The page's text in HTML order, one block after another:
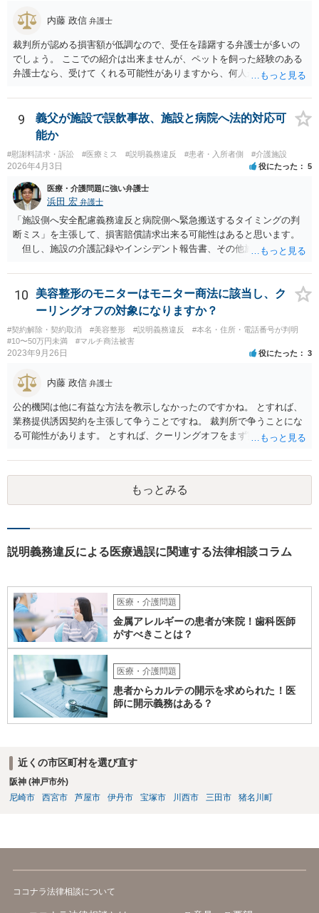
内藤 政信 弁護士
裁判所が認める損害額が低調なので、受任を躊躇する弁護士が多いの
でしょう。 ここでの紹介は出来ませんが、ペットを飼った経験のある
弁護士なら、受けて くれる可能性がありますから、何人か問い合わせ
9
義父が施設で誤飲事故、施設と病院へ法的対応可
能か
#慰謝料請求・訴訟 #医療ミス #説明義務違反 #患者・入所者側 #介護施設
2026年4月3日 役にたった 5
医療・介護問題に強い弁護士
浜田 宏 弁護士
「施設側へ安全配慮義務違反と病院側へ緊急搬送するタイミングの判
断ミス」を主張して、損害賠償請求出来る可能性はあると思います。
但し、施設の介護記録やインシデント報告書、その他施設内で作成
れているのであれば消防の記録等を調査してみなければ、裁判で勝て
る可能性があるかどうかまでは判断できません。これはどの介護事
故・医療事故でも同様です。 一度弁護士にご相談の上、まずは調査
事件として依頼された方が良いと思います。
10
美容整形のモニターはモニター商法に該当し、ク
ーリングオフの対象になりますか？
#契約解除・契約取消 #美容整形 #説明義務違反
#本名・住所・電話番号が判明
#10〜50万円未満
#マルチ商法被害
2023年9月26日 役にたった 3
内藤 政信 弁護士
公的機関は他に有益な方法を教示しなかったのですかね。 とすれば、
業務提供誘因契約を主張して争うことですね。 裁判所で争うことにな
る可能性があります。 とすれば、クーリングオフをまず実行すること
もっとみる
説明義務違反による医療過誤に関連する法律相談コラム
医療・介護問題
金属アレルギーの患者が来院！歯科医師
がすべきことは？
医療・介護問題
患者からカルテの開示を求められた！医
師に開示義務はある？
近くの市区町村を選び直す
阪神 (神戸市外)
尼崎市
西宮市 芦屋市 伊丹市 宝塚市 川西市 三田市 猪名川町
ココナラ法律相談について